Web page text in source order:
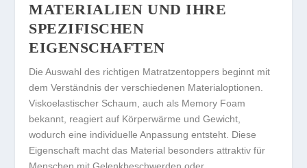
MATERIALIEN UND IHRE
SPEZIFISCHEN
EIGENSCHAFTEN
Die Auswahl des richtigen Matratzentoppers beginnt mit
dem Verständnis der verschiedenen Materialoptionen.
Viskoelastischer Schaum, auch als Memory Foam
bekannt, reagiert auf Körperwärme und Gewicht,
wodurch eine individuelle Anpassung entsteht. Diese
Eigenschaft macht das Material besonders attraktiv für